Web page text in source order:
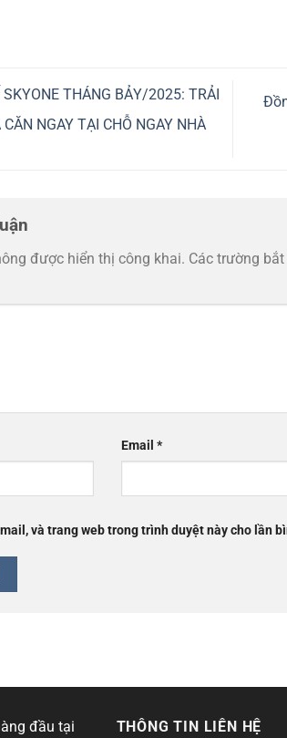
THÁNG BẢY/2025: TRẢI
NGAY TẠI CHỖ NGAY NHÀ
được hiển thị công khai. Các trường
Email*
và trang web trong trình duyệt này cho lần
đầu tại THÔNG TIN LIÊN HỆ